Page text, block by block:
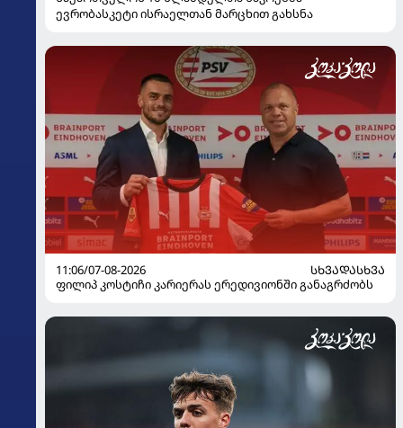
ევრობასკეტი ისრაელთან მარცხით გახსნა
11:06/07-08-2026
ᲡᲮᲕᲐᲓᲐᲡᲮᲕᲐ
ფილიპ კოსტიჩი კარიერას ერედივიონში განაგრძობს